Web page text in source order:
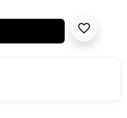
favorite_border